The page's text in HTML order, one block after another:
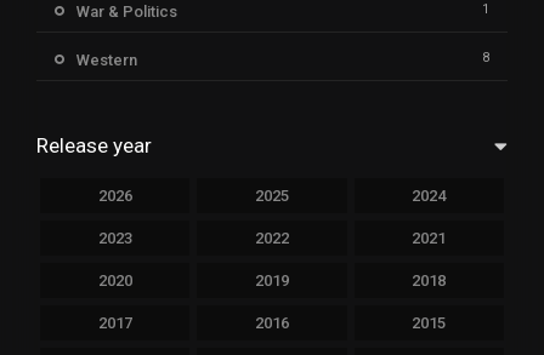
War & Politics 1
Western 8
Release year
2026 2025 2024
2023 2022 2021
2020 2019 2018
2017 2016 2015